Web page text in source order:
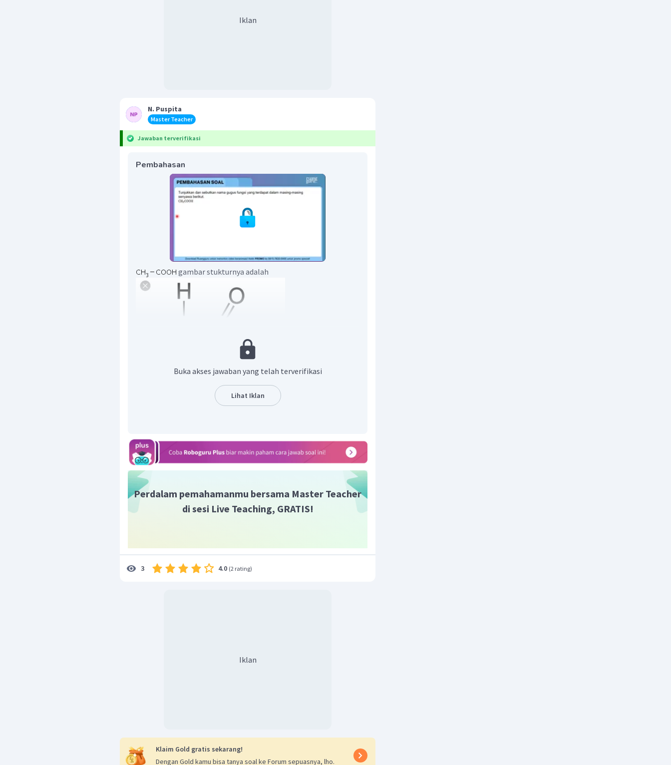
Iklan
N. Puspita
Master Teacher
Jawaban terverifikasi
Pembahasan
gambar stukturnya adalah
Jadi, Jawabannya adalah memiliki gugus fungsi
yaitu asam karboksilat.
Buka akses jawaban yang telah terverifikasi
Lihat Iklan
Perdalam pemahamanmu bersama Master Teacher
di sesi Live Teaching, GRATIS!
3 4.0 (2 rating)
Iklan
Klaim Gold gratis sekarang!
Dengan Gold kamu bisa tanya soal ke Forum sepuasnya, lho.